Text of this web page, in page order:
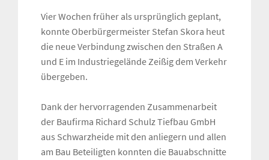
Vier Wochen früher als ursprünglich geplant,
konnte Oberbürgermeister Stefan Skora heut
die neue Verbindung zwischen den Straßen A
und E im Industriegelände Zeißig dem Verkehr
übergeben.
Dank der hervorragenden Zusammenarbeit
der Baufirma Richard Schulz Tiefbau GmbH
aus Schwarzheide mit den anliegern und allen
am Bau Beteiligten konnten die Bauabschnitte